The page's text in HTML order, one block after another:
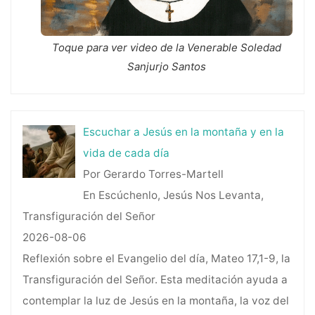
Toque para ver video de la Venerable Soledad
Sanjurjo Santos
Escuchar a Jesús en la montaña y en la
vida de cada día
Por Gerardo Torres-Martell
En Escúchenlo, Jesús Nos Levanta,
Transfiguración del Señor
2026-08-06
Reflexión sobre el Evangelio del día, Mateo 17,1-9, la
Transfiguración del Señor. Esta meditación ayuda a
contemplar la luz de Jesús en la montaña, la voz del